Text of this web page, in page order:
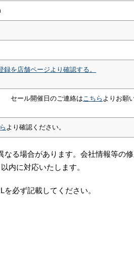
を店舗ページより確認する。
セール開催日のご連絡は こちら よりお願
より確認ください。
る場合があります。会社情報等の修
内に対応いたします。
必ず記載してください。